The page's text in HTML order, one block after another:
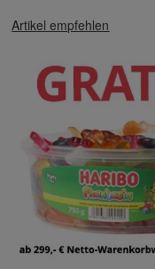
Artikel empfehlen